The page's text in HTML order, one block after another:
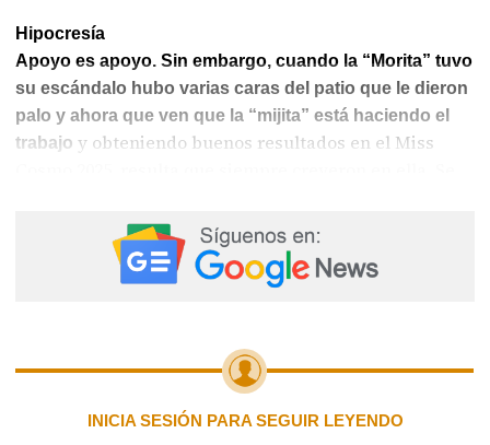
Hipocresía
Apoyo es apoyo. Sin embargo, cuando la “Morita” tuvo
su escándalo hubo varias caras del patio que le dieron
palo y ahora que ven que la “mijita” está haciendo el
trabajo y obteniendo buenos resultados en el Miss
eran de los primeros en criticarla.
INICIA SESIÓN PARA SEGUIR LEYENDO